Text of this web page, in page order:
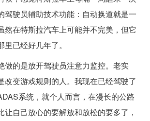
驾驶员辅助技术功能：自动换道就是一
然在特斯拉汽车上可能并不完美，但它
已经好几年了。
做的是放开驾驶员注意力监控。老实
改变游戏规则的人。我现在已经驾驶了
系统，就个人而言，在漫长的公路
让自己放心的要解放和放松的要多了，